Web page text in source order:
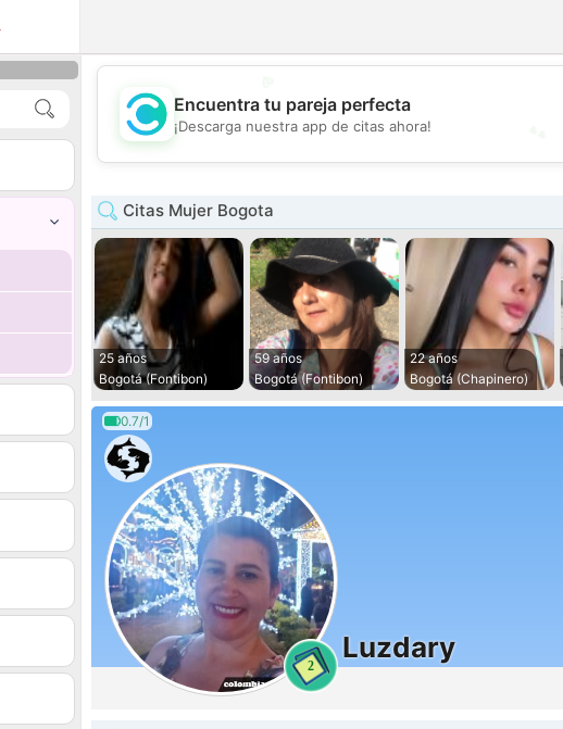
💖
Encuentra tu pareja perfecta
¡Descarga nuestra app de citas ahora!
Citas Mujer Bogota
25 años
Bogotá (Fontibon)
59 años
Bogotá (Fontibon)
22 años
Bogotá (Chapinero)
0.7/1
2
Luzdary